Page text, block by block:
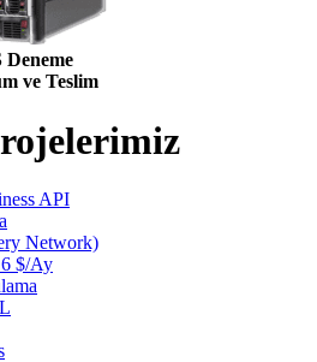
ve Teslim
API
Network)
$/Ay